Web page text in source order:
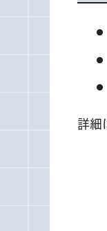
詳細